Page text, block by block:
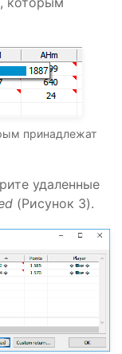
принадлежат
удаленные
(Рисунок 3).